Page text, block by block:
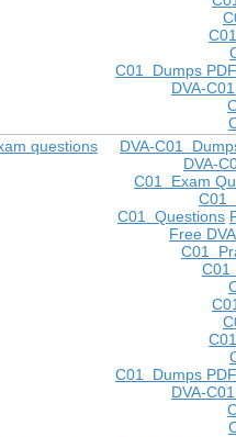
C01 Dumps PDF
DVA-
DVA-C01
DVA-
C01 Exam
C01
C01 Questions
Free
C01
C01
C01 Dumps PDF
DVA-
questions